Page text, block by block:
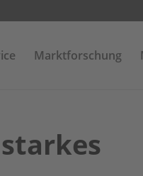
Marktforschung